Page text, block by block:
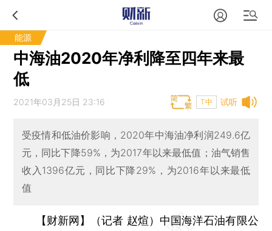
能源
中海油2020年净利降至四年来最
低
试听
2021年03月25日 23:16 T中
受疫情和低油价影响，2020年中海油净利润249.6亿
元，同比下降59%，为2017年以来最低值；油气销售
收入1396亿元，同比下降29%，为2016年以来最低
值
【财新网】（记者 赵煊） 中国海洋石油有限公